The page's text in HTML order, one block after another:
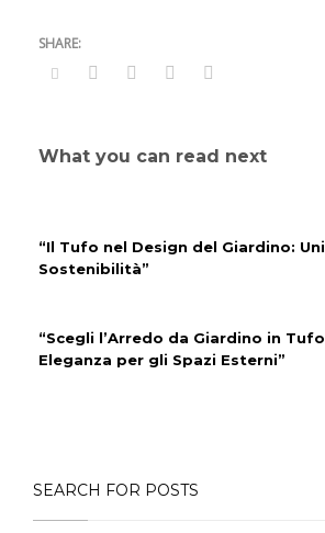
What you can read next
“Il Tufo nel Design del Giardino:
Sostenibilità”
“Scegli l’Arredo da Giardino in
Eleganza per gli Spazi Esterni”
SEARCH FOR POSTS